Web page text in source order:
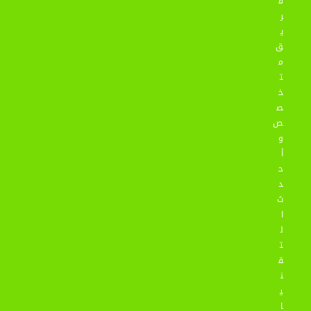
ر
ي
ق
م
ت
خ
ص
ص
و
أ
ح
د
ث
ا
ل
ت
ق
ن
ي
ا